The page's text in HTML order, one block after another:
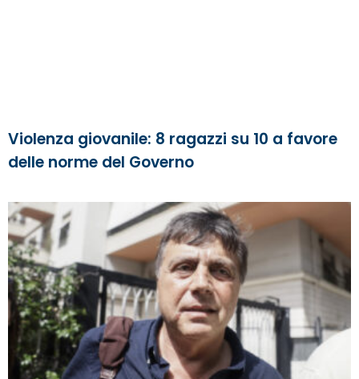
Violenza giovanile: 8 ragazzi su 10 a favore
delle norme del Governo